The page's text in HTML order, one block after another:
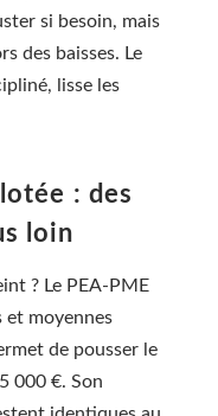
si besoin, mais
des baisses. Le
lisse les
: des
loin
? Le PEA-PME
et moyennes
de pousser le
000 €. Son